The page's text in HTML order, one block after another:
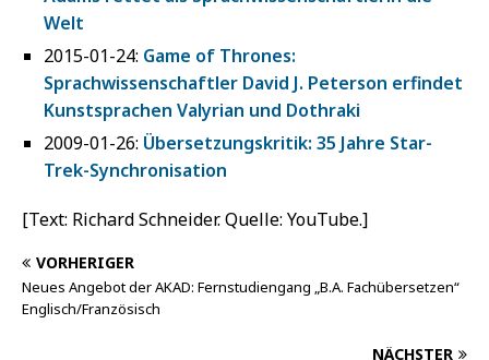
Welt
2015-01-24: Game of Thrones:
Sprachwissenschaftler David J. Peterson erfindet
Kunstsprachen Valyrian und Dothraki
2009-01-26: Übersetzungskritik: 35 Jahre Star-
Trek-Synchronisation
[Text: Richard Schneider. Quelle: YouTube.]
VORHERIGER
Neues Angebot der AKAD: Fernstudiengang „B.A. Fachübersetzen“
Englisch/Französisch
NÄCHSTER